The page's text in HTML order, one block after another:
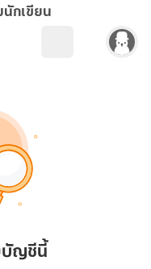
นักเขียน
บัญชีนี้